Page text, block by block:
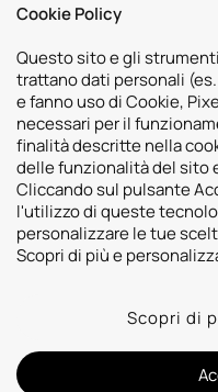
Codice SDI: M5UXCR1
Sedi
Volvo Padova
Volvo Venezia
Usato Padova
Mazda Padova
Lynk&co. Padova
Lynk&co. Venezia
Polestar Padova
Risorse
Valuta il tuo Usato
Contatti
Promozioni
Cookie Policy
Informativa sulla
Cookie Policy
Questo sito e gli
trattano dati personali
e fanno uso di Cookie,
necessari per il
finalità descritte nella
delle funzionalità del sito
Cliccando sul pulsante
l'utilizzo di queste
personalizzare le tue
Scopri di più e
Scopri di